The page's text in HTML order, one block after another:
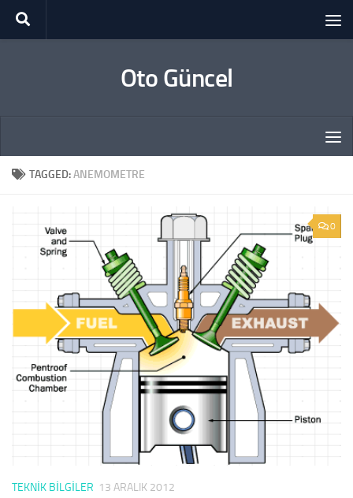
Skip to content
Oto Güncel
TAGGED:ANEMOMETRE
0
TEKNIK BILGILER 13 ARALIK 2012